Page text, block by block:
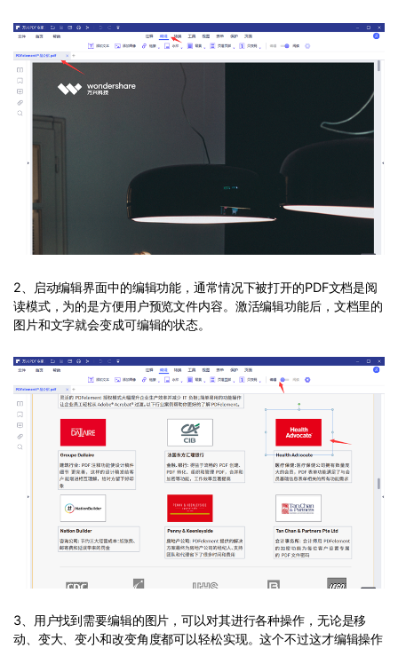
2、启动编辑界面中的编辑功能，通常情况下被打开的PDF文档是阅
读模式，为的是方便用户预览文件内容。激活编辑功能后，文档里的
图片和文字就会变成可编辑的状态。
3、用户找到需要编辑的图片，可以对其进行各种操作，无论是移
动、变大、变小和改变角度都可以轻松实现。这个不过这才编辑操作